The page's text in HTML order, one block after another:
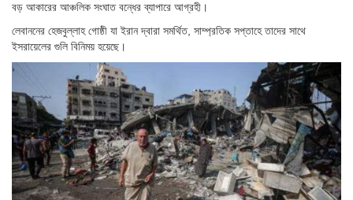
বড় আকারের আঞ্চলিক সংঘাত বন্ধের ব্যাপারে আগ্রহী।
লেবাননের হেজবুল্লাহ গোষ্ঠী যা ইরান দ্বারা সমর্থিত, সাম্প্রতিক সপ্তাহে তাদের সাথে
ইসরায়েলের গুলি বিনিময় হয়েছে।